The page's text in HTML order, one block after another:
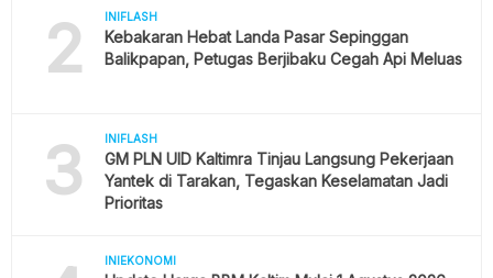
2 INIFLASH
Kebakaran Hebat Landa Pasar Sepinggan
Balikpapan, Petugas Berjibaku Cegah Api Meluas
3 INIFLASH
GM PLN UID Kaltimra Tinjau Langsung Pekerjaan
Yantek di Tarakan, Tegaskan Keselamatan Jadi
Prioritas
INIEKONOMI